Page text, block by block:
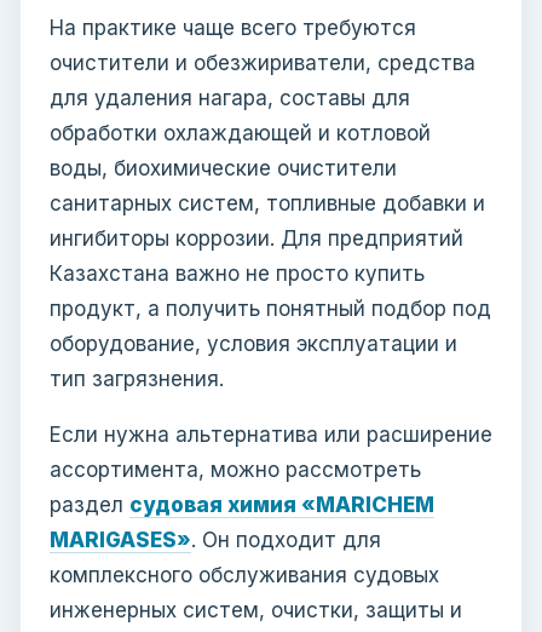
На практике чаще всего требуются
очистители и обезжириватели, средства
для удаления нагара, составы для
обработки охлаждающей и котловой
воды, биохимические очистители
санитарных систем, топливные добавки и
ингибиторы коррозии. Для предприятий
Казахстана важно не просто купить
продукт, а получить понятный подбор под
оборудование, условия эксплуатации и
тип загрязнения.
Если нужна альтернатива или расширение
ассортимента, можно рассмотреть
раздел судовая химия «MARICHEM
MARIGASES». Он подходит для
комплексного обслуживания судовых
инженерных систем, очистки, защиты и